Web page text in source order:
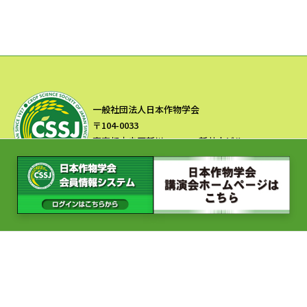
一般社団法人日本作物学会
〒104-0033
東京都中央区新川2-22-4 新共立ビル2F
TEL:03-3551-9891 FAX:03-3553-2047